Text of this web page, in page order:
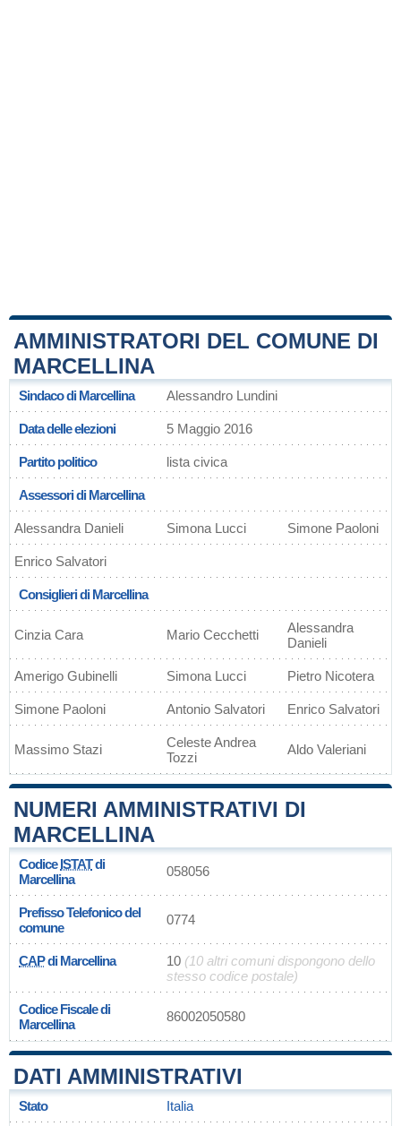
AMMINISTRATORI DEL COMUNE DI
MARCELLINA
Sindaco di Marcellina Alessandro Lundini
Data delle elezioni 5 Maggio 2016
Partito politico lista civica
Assessori di Marcellina
Alessandra Danieli Simona Lucci Simone Paoloni
Enrico Salvatori
Consiglieri di Marcellina
Cinzia Cara Mario Cecchetti
Alessandra
Danieli
Amerigo Gubinelli Simona Lucci Pietro Nicotera
Simone Paoloni Antonio Salvatori Enrico Salvatori
Massimo Stazi
Celeste Andrea
Tozzi
Aldo Valeriani
NUMERI AMMINISTRATIVI DI
MARCELLINA
CodiceISTATdi
Marcellina
058056
Prefisso Telefonico del
comune
0774
CAPdi Marcellina 10 (10 altri comuni dispongono dello
stesso codice postale)
Codice Fiscale di
Marcellina
86002050580
DATI AMMINISTRATIVI
Stato Italia